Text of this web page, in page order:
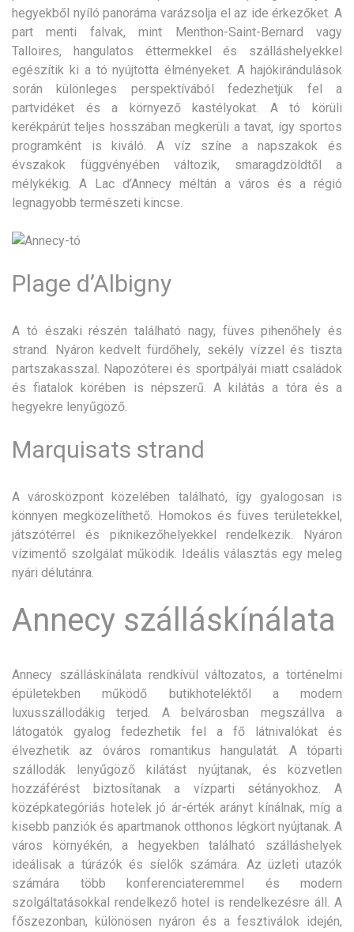
hegyekből nyíló panoráma varázsolja el az ide érkezőket. A
part menti falvak, mint Menthon-Saint-Bernard vagy
Talloires, hangulatos éttermekkel és szálláshelyekkel
egészítik ki a tó nyújtotta élményeket. A hajókirándulások
során különleges perspektívából fedezhetjük fel a
partvidéket és a környező kastélyokat. A tó körüli
kerékpárút teljes hosszában megkerüli a tavat, így sportos
programként is kiváló. A víz színe a napszakok és
évszakok függvényében változik, smaragdzöldtől a
mélykékig. A Lac d’Annecy méltán a város és a régió
legnagyobb természeti kincse.
Plage d’Albigny
A tó északi részén található nagy, füves pihenőhely és
strand. Nyáron kedvelt fürdőhely, sekély vízzel és tiszta
partszakasszal. Napozóterei és sportpályái miatt családok
és fiatalok körében is népszerű. A kilátás a tóra és a
hegyekre lenyűgöző.
Marquisats strand
A városközpont közelében található, így gyalogosan is
könnyen megközelíthető. Homokos és füves területekkel,
játszótérrel és piknikezőhelyekkel rendelkezik. Nyáron
vízimentő szolgálat működik. Ideális választás egy meleg
nyári délutánra.
Annecy szálláskínálata
Annecy szálláskínálata rendkívül változatos, a történelmi
épületekben működő butikhoteléktől a modern
luxusszállodákig terjed. A belvárosban megszállva a
látogatók gyalog fedezhetik fel a fő látnivalókat és
élvezhetik az óváros romantikus hangulatát. A tóparti
szállodák lenyűgöző kilátást nyújtanak, és közvetlen
hozzáférést biztosítanak a vízparti sétányokhoz. A
középkategóriás hotelek jó ár-érték arányt kínálnak, míg a
kisebb panziók és apartmanok otthonos légkört nyújtanak. A
város környékén, a hegyekben található szálláshelyek
ideálisak a túrázók és síelők számára. Az üzleti utazók
számára több konferenciateremmel és modern
szolgáltatásokkal rendelkező hotel is rendelkezésre áll. A
főszezonban, különösen nyáron és a fesztiválok idején,